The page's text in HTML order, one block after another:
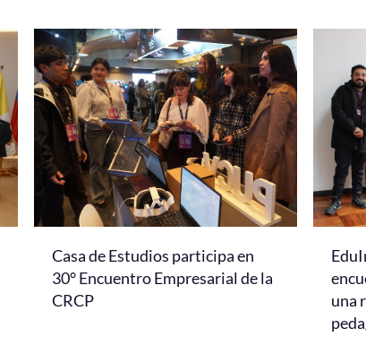
Casa de Estudios participa en
30° Encuentro Empresarial de la
CRCP
una